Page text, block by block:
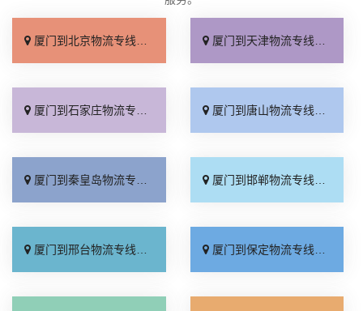
厦门到北京物流专线_上门取件「不随意加价」 厦门到天津物流专线_专线快运「直通专线」
厦门到石家庄物流专线_多久能到「诚信为先」 厦门到唐山物流专线_上门提货「准时准点」
厦门到秦皇岛物流专线_高速快运「整车配货」 厦门到邯郸物流专线_全境到达「无需中转」
厦门到邢台物流专线_需要几天「要多少钱」 厦门到保定物流专线_多少一吨「定点发车」